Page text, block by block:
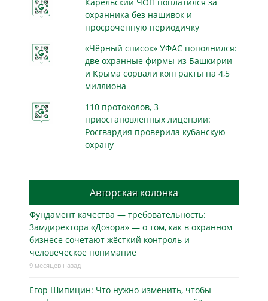
охранника без нашивок и
просроченную периодичку
«Чёрный список» УФАС пополнился:
две охранные фирмы из Башкирии
и Крыма сорвали контракты на 4,5
миллиона
110 протоколов, 3
приостановленных лицензии:
Росгвардия проверила кубанскую
охрану
Авторская колонка
Фундамент качества — требовательность:
Замдиректора «Дозора» — о том, как в охранном
бизнесe сочетают жёсткий контроль и
человеческое понимание
9 месяцев назад
Егор Шипицин: Что нужно изменить, чтобы